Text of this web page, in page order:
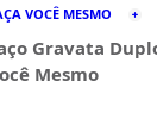
VOCÊ MESMO
Gravata
Mesmo